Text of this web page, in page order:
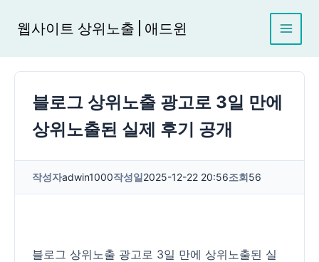
로
웹사이트 상위노출 | 애드윈
블로그 상위노출 광고로 3일 만에
상위노출된 실제 후기 공개
작성자adwin1000작성일2025-12-22 20:56조회56
블로그 상위노출 광고로 3일 만에 상위노출된 실